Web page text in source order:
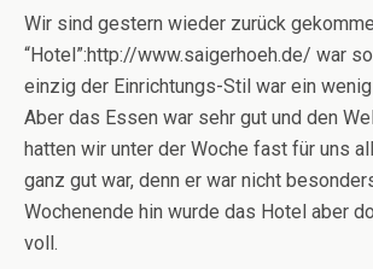
Wir sind gestern wieder zurück
“Hotel”:http://www.saigerhoeh.de/ war
einzig der Einrichtungs-Stil war ein wenig
Aber das Essen war sehr gut und den
hatten wir unter der Woche fast für uns
ganz gut war, denn er war nicht
Wochenende hin wurde das Hotel aber
voll.